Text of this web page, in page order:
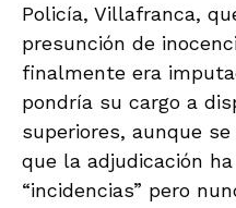
Policía, Villafranca,
presunción de
finalmente era
pondría su cargo a
superiores, aunque
que la adjudicación
“incidencias” pero